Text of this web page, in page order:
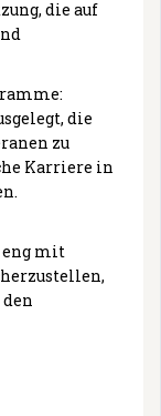
die auf
die
zu
Karriere in
mit